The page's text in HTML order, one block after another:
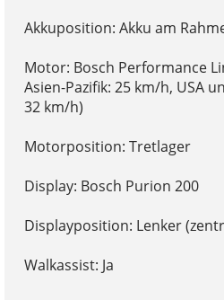
Akkuposition: Akku am
Motor: Bosch Performance
Asien-Pazifik: 25 km/h, USA
32 km/h)
Motorposition: Tretlager
Display: Bosch Purion 200
Displayposition: Lenker
Walkassist: Ja